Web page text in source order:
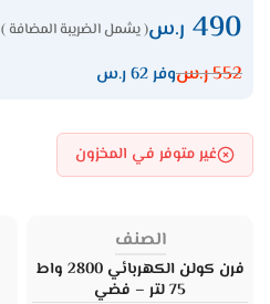
490 ر.س( يشمل الضريبة المضافة )
552ر.سوفر 62 ر.س
غير متوفر في المخزون
الصنف
فرن كولن الكهربائي 2800 واط
75 لتر – فضي